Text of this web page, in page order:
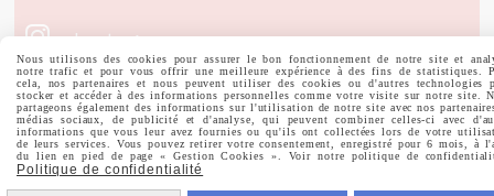
Instagram
Pinterest
 Youtube
Nous utilisons des cookies pour assurer le bon fonctionnement de notre site et
notre trafic et pour vous offrir une meilleure expérience à des fins de statistiques.
cela, nos partenaires et nous peuvent utiliser des cookies ou d'autres technologies
stocker et accéder à des informations personnelles comme votre visite sur notre site.
partageons également des informations sur l'utilisation de notre site avec nos
médias sociaux, de publicité et d'analyse, qui peuvent combiner celles-ci avec
informations que vous leur avez fournies ou qu'ils ont collectées lors de votre
de leurs services. Vous pouvez retirer votre consentement, enregistré pour 6 mois, à
du lien en pied de page « Gestion Cookies ». Voir notre politique de
Politique de confidentialité